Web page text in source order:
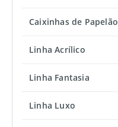
Caixinhas de Papelão
Linha Acrílico
Linha Fantasia
Linha Luxo